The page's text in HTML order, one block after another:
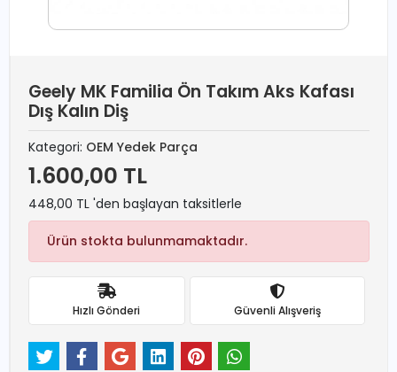
Geely MK Familia Ön Takım Aks Kafası
Dış Kalın Diş
Kategori: OEM Yedek Parça
1.600,00 TL
448,00 TL 'den başlayan taksitlerle
Ürün stokta bulunmamaktadır.
Hızlı Gönderi Güvenli Alışveriş